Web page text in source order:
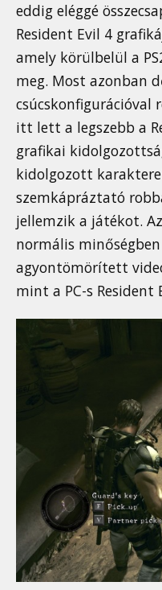
eddig eléggé
Resident Evil 4
amely körülbelül a
meg. Most azonban
csúcskonfigurációval
itt lett a legszebb a
grafikai
kidolgozott
szemkápráztató
jellemzik a játékot.
normális
agyontömörített
mint a PC-s Resident